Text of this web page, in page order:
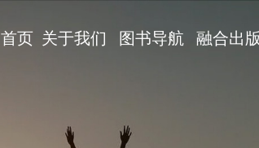
首页 关于我们 图书导航 融合出